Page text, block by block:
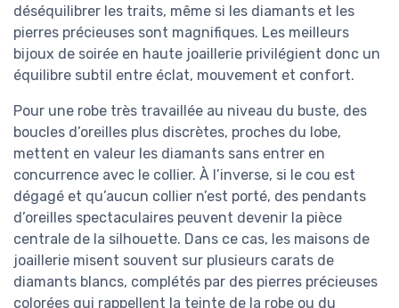
déséquilibrer les traits, même si les diamants et les
pierres précieuses sont magnifiques. Les meilleurs
bijoux de soirée en haute joaillerie privilégient donc un
équilibre subtil entre éclat, mouvement et confort.
Pour une robe très travaillée au niveau du buste, des
boucles d’oreilles plus discrètes, proches du lobe,
mettent en valeur les diamants sans entrer en
concurrence avec le collier. À l’inverse, si le cou est
dégagé et qu’aucun collier n’est porté, des pendants
d’oreilles spectaculaires peuvent devenir la pièce
centrale de la silhouette. Dans ce cas, les maisons de
joaillerie misent souvent sur plusieurs carats de
diamants blancs, complétés par des pierres précieuses
colorées qui rappellent la teinte de la robe ou du